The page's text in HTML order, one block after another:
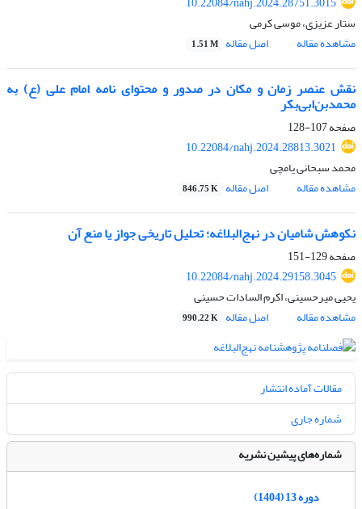
ستار عزیزی، موسی کرمی
مشاهده مقاله
اصل مقاله 1.51 M
نقش عنصر زمان و مکان در صدور و محتوای نامه امام علی (ع) به
محمد‌بن‌ابی‌بکر
صفحه107-128
10.22084/nahj.2024.28813.3021
محمد سبحانی یامچی
مشاهده مقاله
اصل مقاله 846.75 K
نکوهش شامیان در نهج‌البلاغه؛ تحلیل تاریخی جواز یا منع آن
صفحه129-151
10.22084/nahj.2024.29158.3045
یحیی میرحسینی، اکرم السادات حسینی
مشاهده مقاله
اصل مقاله 990.22 K
مقالات آماده انتشار
شماره جاری
شماره‌های پیشین نشریه
دوره 13 (1404)